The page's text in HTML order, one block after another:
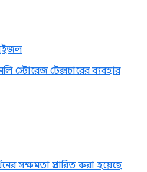
স্টোরেজ টেক্সচারের ব্যবহার
সক্ষমতা প্রসারিত করা হয়েছে